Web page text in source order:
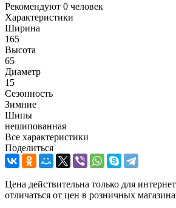
Рекомендуют 0 человек
Характеристики
Ширина
165
Высота
65
Диаметр
15
Сезонность
Зимние
Шипы
нешипованная
Все характеристики
Поделиться
Цена действительна только для
отличаться от цен в розничных